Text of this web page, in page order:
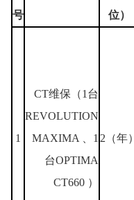
号
位）
1
CT维保（1台
REVOLUTION
MAXIMA 、1
台OPTIMA
CT660 ）
2（年）